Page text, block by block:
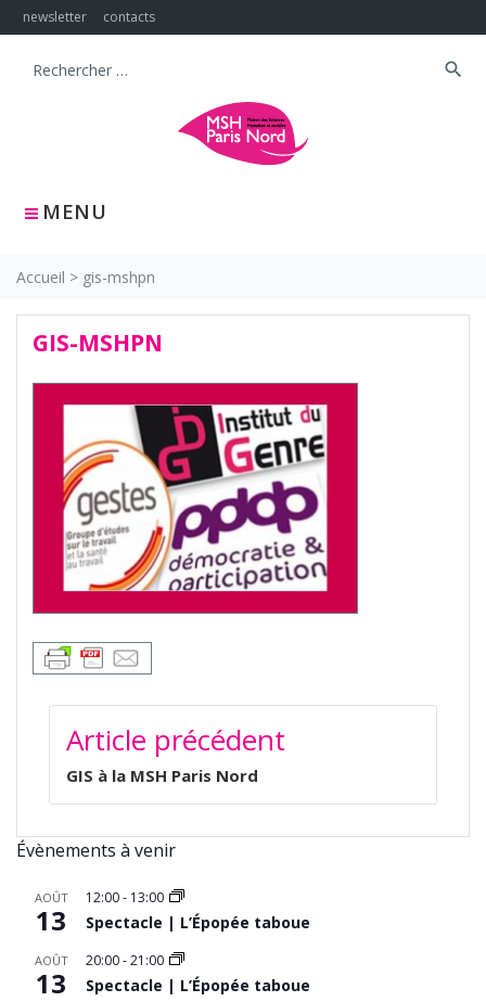
Skip
to
newsletter contacts
MENU
Search
search
Accueil > gis-mshpn
GIS-MSHPN
NAVIGATION
DE
L’ARTICLE
Article précédent
GIS à la MSH Paris Nord
Évènements à venir
AOÛT
13
12:00- 13:00
Spectacle | L’Épopée taboue
AOÛT
13
20:00-21:00
Spectacle | L’Épopée taboue